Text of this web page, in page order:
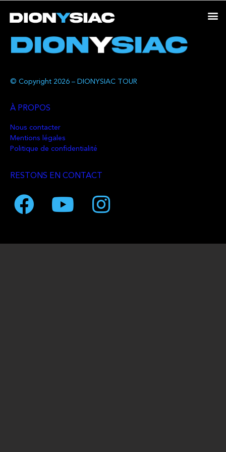
© Copyright 2026 – DIONYSIAC TOUR
À PROPOS
Nous contacter
Mentions légales
Politique de confidentialité
RESTONS EN CONTACT